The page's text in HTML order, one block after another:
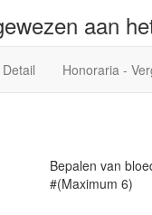
aan
Detail Honoraria -
Bepalen van
#(Maximum 6)